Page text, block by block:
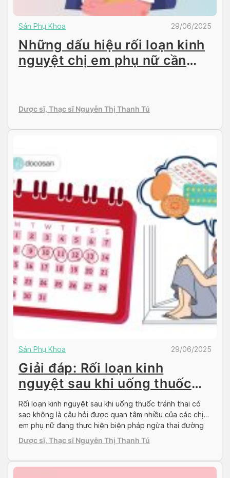
Sản Phụ Khoa 29/06/2025
Những dấu hiệu rối loạn kinh
nguyệt chị em phụ nữ cần
Dược sĩ, Thạc sĩ Nguyễn Thị Thanh Tú
Sản Phụ Khoa 29/06/2025
Giải đáp: Rối loạn kinh
nguyệt sau khi uống thuốc
tránh thai
Rối loạn kinh nguyệt sau khi uống thuốc tránh thai có
sao không là câu hỏi được quan tâm nhiều của các chị
em phụ nữ đang thực hiện biện pháp ngừa thai đường
uống. Uống thuốc tránh thai đang là biện pháp tránh
thai ngoài ý muốn phổ biến và được nhiều chị em […]
Dược sĩ, Thạc sĩ Nguyễn Thị Thanh Tú